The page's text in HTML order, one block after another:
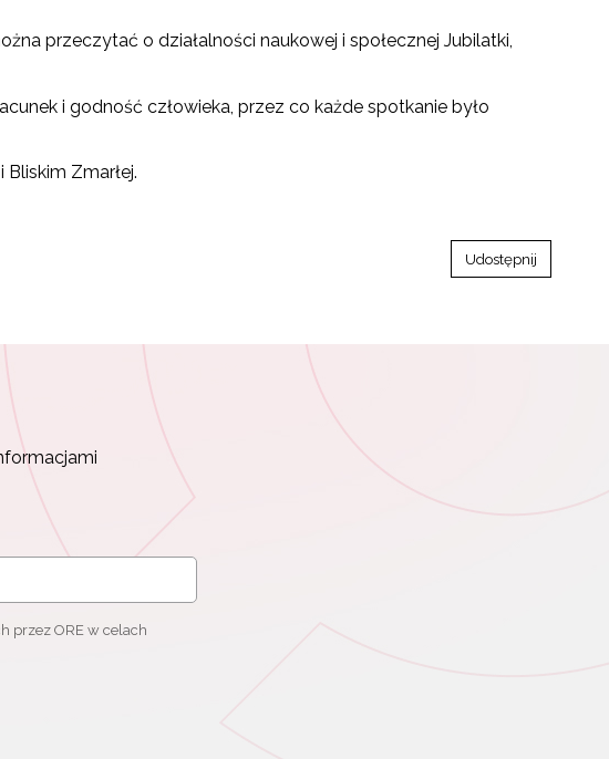
przeczytać o działalności naukowej i społecznej Jubilatki,
i godność człowieka, przez co każde spotkanie było
Zmarłej.
Udostępnij
przez ORE w celach